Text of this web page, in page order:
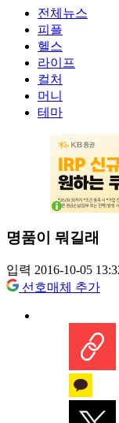
전체뉴스
피플
헬스
라이프
컬처
머니
테마
명품이 뭐길래
입력 2016-10-05
선호매체 추가